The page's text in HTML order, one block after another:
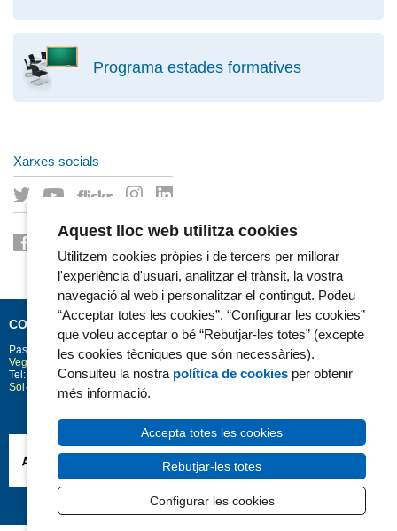
Programa estades formatives
Xarxes socials
CONTACTE
Passeig Marítim 25-29 Barcelona 08003
Vegeu la situació a Google Maps
Tel: 93 248 30 00 · Fax: 93 248 32 54
Sol·licitud d'informació
Aquest lloc web utilitza cookies
Utilitzem cookies pròpies i de tercers per millorar
l'experiència d'usuari, analitzar el trànsit, la vostra
navegació al web i personalitzar el contingut. Podeu
“Acceptar totes les cookies”, “Configurar les cookies”
que voleu acceptar o bé “Rebutjar-les totes” (excepte
les cookies tècniques que són necessàries).
Consulteu la nostra política de cookies per obtenir
més informació.
Accepta totes les cookies
Rebutjar-les totes
Configurar les cookies